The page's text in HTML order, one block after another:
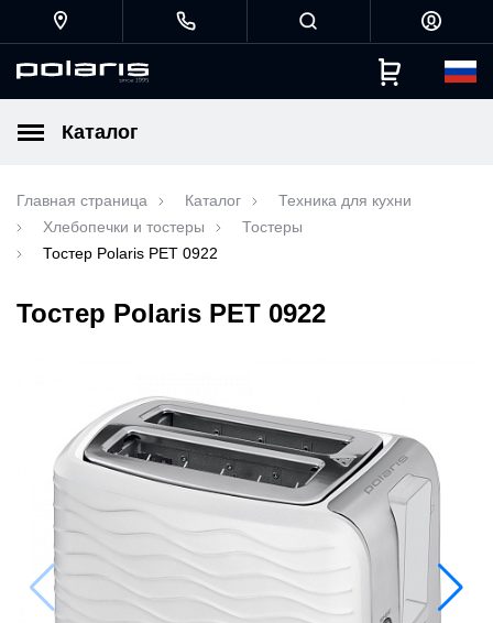
Каталог
Главная страница Каталог
Техника для кухни
Хлебопечки и тостеры
Тостеры
Тостер Polaris PET 0922
Тостер Polaris PET 0922